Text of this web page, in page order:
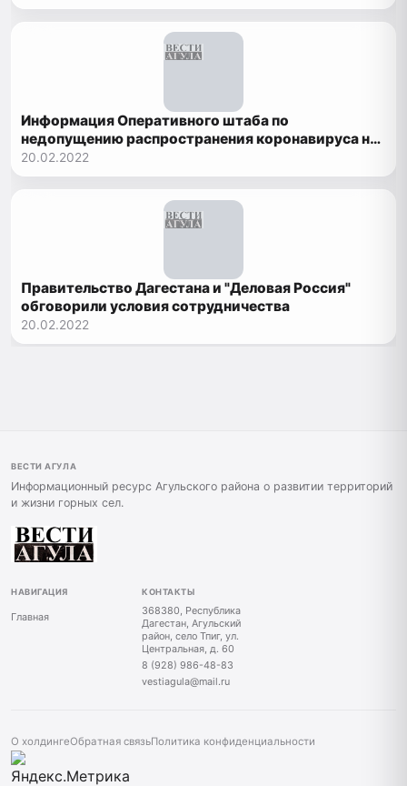
Информация Оперативного штаба по
недопущению распространения коронавируса на
территории Республики Дагестан
20.02.2022
Правительство Дагестана и "Деловая Россия"
обговорили условия сотрудничества
20.02.2022
ВЕСТИ АГУЛА
Информационный ресурс Агульского района о развитии территорий
и жизни горных сел.
НАВИГАЦИЯ
Главная
КОНТАКТЫ
368380, Республика
Дагестан, Агульский
район, село Тпиг, ул.
Центральная, д. 60
8 (928) 986-48-83
vestiagula@mail.ru
О холдингеОбратная связьПолитика конфиденциальности